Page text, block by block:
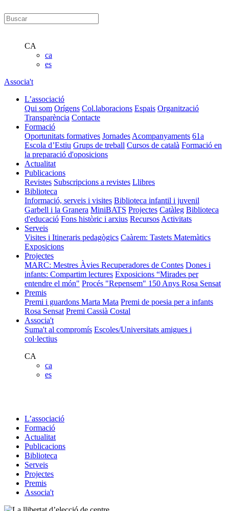
CA
ca
es
Associa't
L’associació
Qui som Orígens Col.laboracions Espais Organització
Transparència Contacte
Formació
Oportunitats formatives Jornades Acompanyaments 61a
Escola d’Estiu Grups de treball Cursos de català Formació en
la preparació d'oposicions
Actualitat
Publicacions
Revistes Subscripcions a revistes Llibres
Biblioteca
Informació, serveis i visites Biblioteca infantil i juvenil
Garbell i la Granera MiniBATS Projectes Catàleg Biblioteca
d'educació Fons històric i arxius Recursos Activitats
Serveis
Visites i Itineraris pedagògics Caàrem: Tastets Matemàtics
Exposicions
Projectes
MARC: Mestres Àvies Recuperadores de Contes Dones i
infants: Compartim lectures Exposicions “Mirades per
entendre el món" Procés "Repensem" 150 Anys Rosa Sensat
Premis
Premi i guardons Marta Mata Premi de poesia per a infants
Rosa Sensat Premi Cassià Costal
Associa't
Suma't al compromís Escoles/Universitats amigues i
col·lectius
CA
ca
es
L’associació
Formació
Actualitat
Publicacions
Biblioteca
Serveis
Projectes
Premis
Associa't